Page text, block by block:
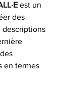
est un
des
descriptions
en termes